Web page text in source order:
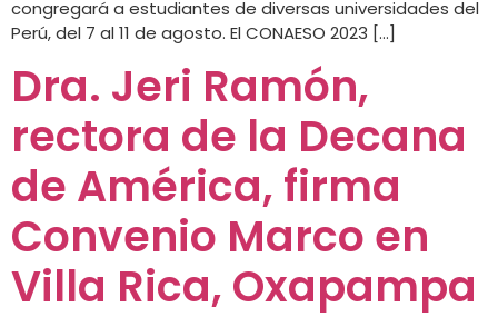
congregará a estudiantes de diversas universidades del
Perú, del 7 al 11 de agosto. El CONAESO 2023 […]
Dra. Jeri Ramón,
rectora de la Decana
de América, firma
Convenio Marco en
Villa Rica, Oxapampa